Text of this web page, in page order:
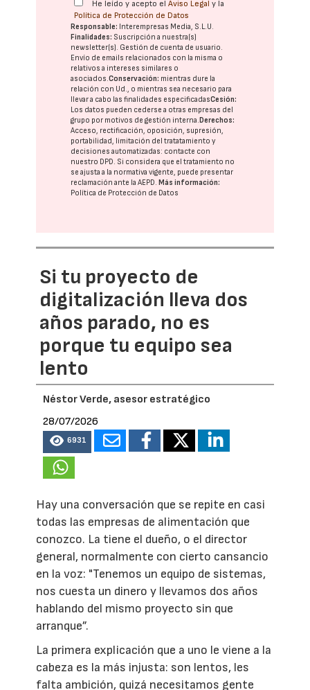
He leído y acepto elAviso Legal y la
Política de Protección de Datos
Responsable: Interempresas Media, S.L.U.
Finalidades: Suscripción a nuestra(s)
newsletter(s). Gestión de cuenta de usuario.
Envío de emails relacionados con la misma o
relativos a intereses similares o
asociados.Conservación: mientras dure la
relación con Ud., o mientras sea necesario para
llevar a cabo las finalidades especificadasCesión:
Los datos pueden cederse a otras empresas del
grupo por motivos de gestión interna. Derechos:
Acceso, rectificación, oposición, supresión,
portabilidad, limitación del tratatamiento y
decisiones automatizadas: contacte con
nuestro DPD. Si considera que el tratamiento no
se ajusta a la normativa vigente, puede presentar
reclamación ante laAEPD. Más información:
Política de Protección de Datos
Si tu proyecto de
digitalización lleva dos
años parado, no es
porque tu equipo sea
lento
Néstor Verde, asesor estratégico
28/07/2026
6931
Hay una conversación que se repite en casi
todas las empresas de alimentación que
conozco. La tiene el dueño, o el director
general, normalmente con cierto cansancio
en la voz: "Tenemos un equipo de sistemas,
nos cuesta un dinero y llevamos dos años
hablando del mismo proyecto sin que
arranque”.
La primera explicación que a uno le viene a la
cabeza es la más injusta: son lentos, les
falta ambición, quizá necesitamos gente